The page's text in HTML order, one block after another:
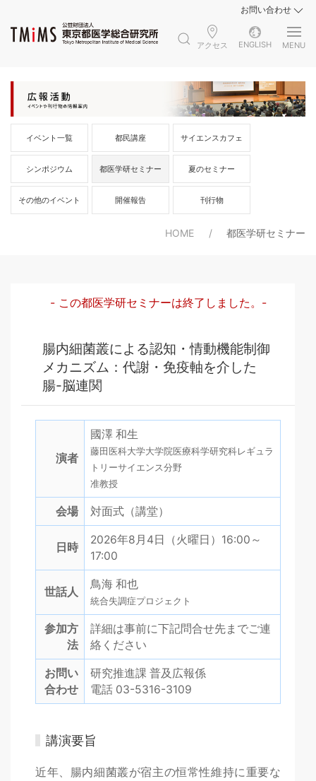
お問い合わせ
アクセス ENGLISH MENU
イベント一覧 都民講座 サイエンスカフェ
シンポジウム 都医学研セミナー 夏のセミナー
その他のイベント 開催報告 刊行物
HOME 都医学研セミナー
- この都医学研セミナーは終了しました。-
腸内細菌叢による認知・情動機能制御
メカニズム：代謝・免疫軸を介した
腸-脳連関
演者
國澤 和生
藤田医科大学大学院医療科学研究科レギュラ
トリーサイエンス分野
准教授
会場 対面式（講堂）
日時
2026年8月4日（火曜日）16:00～
17:00
世話人
鳥海 和也
統合失調症プロジェクト
参加方
法
詳細は事前に下記問合せ先までご連
絡ください
お問い
合わせ
研究推進課 普及広報係
電話 03-5316-3109
講演要旨
近年、腸内細菌叢が宿主の恒常性維持に重要な